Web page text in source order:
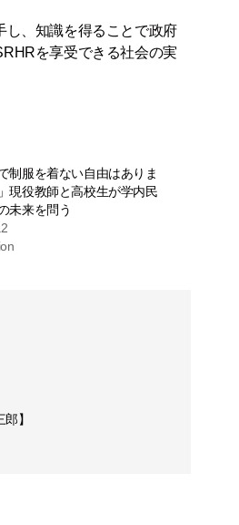
し、知識を得ることで政府
を享受できる社会の実
制服を着ない自由はありま
現役教師と高校生が学内民
未来を問う
】